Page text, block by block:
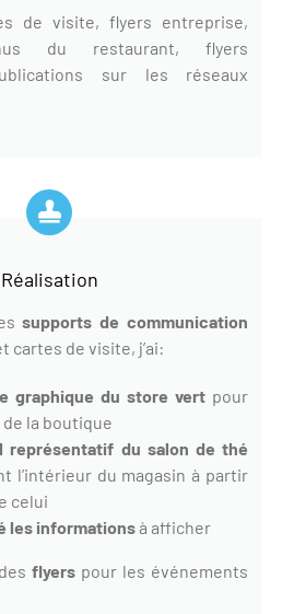
de visite, flyers entreprise,
du restaurant, flyers
sur les réseaux
Réalisation
supports de communication
cartes de visite, j’ai:
graphique du store vert pour
la boutique
représentatif du salon de thé
l’intérieur du magasin à partir
celui
les informationsà afficher
flyers pour les événements